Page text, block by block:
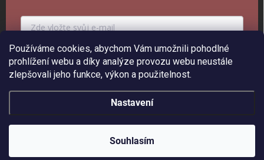
Používáme cookies, abychom Vám umožnili pohodlné
prohlížení webu a díky analýze provozu webu neustále
zlepšovali jeho funkce, výkon a použitelnost.
Nastavení
Souhlasím
PŘIHLÁSIT K ODBĚRU
Copyright 2026ePiPí - Prodejna radostí. Všechna práva vyhrazena.Upravit
nastavení cookies